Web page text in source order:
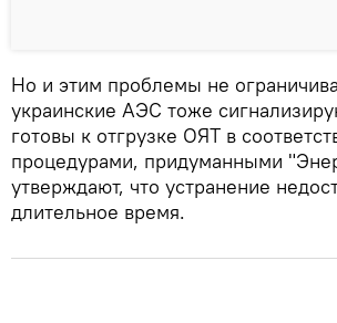
Но и этим проблемы не
украинские АЭС тоже
готовы к отгрузке ОЯТ в
процедурами, придуманными
утверждают, что устранение
длительное время.